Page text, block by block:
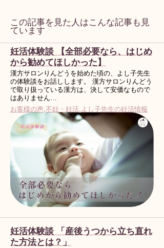
この記事を見た人はこんな記事も見
ています
妊活体験談 【全部必要なら、はじめ
から勧めてほしかった】
漢方サロンりんどうを始めた頃の、よし子先生
の体験談をお話しします。 漢方サロンりんどう
で取り扱っている漢方は、決して安価なもので
はありません…
お客様の声 不妊・妊活 よし子先生の妊活情報
妊活体験談 「産後うつから立ち直れ
た方法とは？」